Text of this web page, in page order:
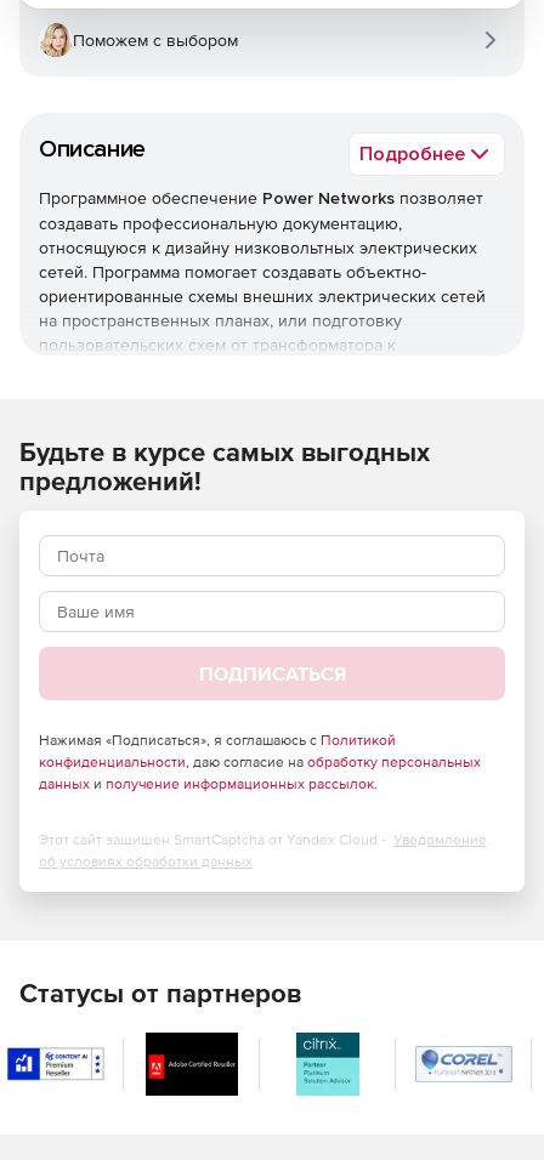
Описание Подробнее
Программное обеспечение Power Networks позволяет
создавать профессиональную документацию,
относящуюся к дизайну низковольтных электрических
сетей. Программа помогает создавать объектно-
ориентированные схемы внешних электрических сетей
на пространственных планах, или подготовку
пользовательских схем от трансформатора к
Поможем с выбором
Будьте в курсе самых выгодных
предложений!
ПОДПИСАТЬСЯ
Нажимая «Подписаться», я соглашаюсь с Политикой
конфиденциальности, даю согласие на обработку персональных
данных и получение информационных рассылок.
Этот сайт защищен SmartCaptcha от Yandex Cloud - Уведомление
об условиях обработки данных
Статусы от партнеров